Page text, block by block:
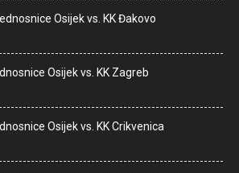
Osijek vs. KK Đakovo
Osijek vs. KK Zagreb
Osijek vs. KK Crikvenica